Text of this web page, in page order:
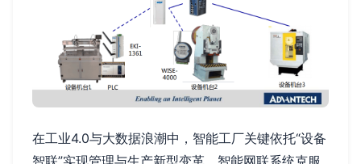
在工业4.0与大数据浪潮中，智能工厂关键依托“设备
智联”实现管理与生产新型变革。智能网联系统克服